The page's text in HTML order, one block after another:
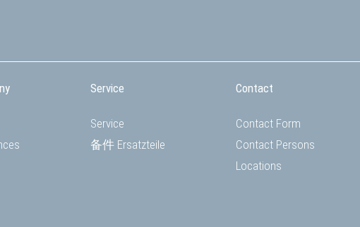
Service
Service
备件 Ersatzteile
Contact
Contact Form
Contact Persons
Locations